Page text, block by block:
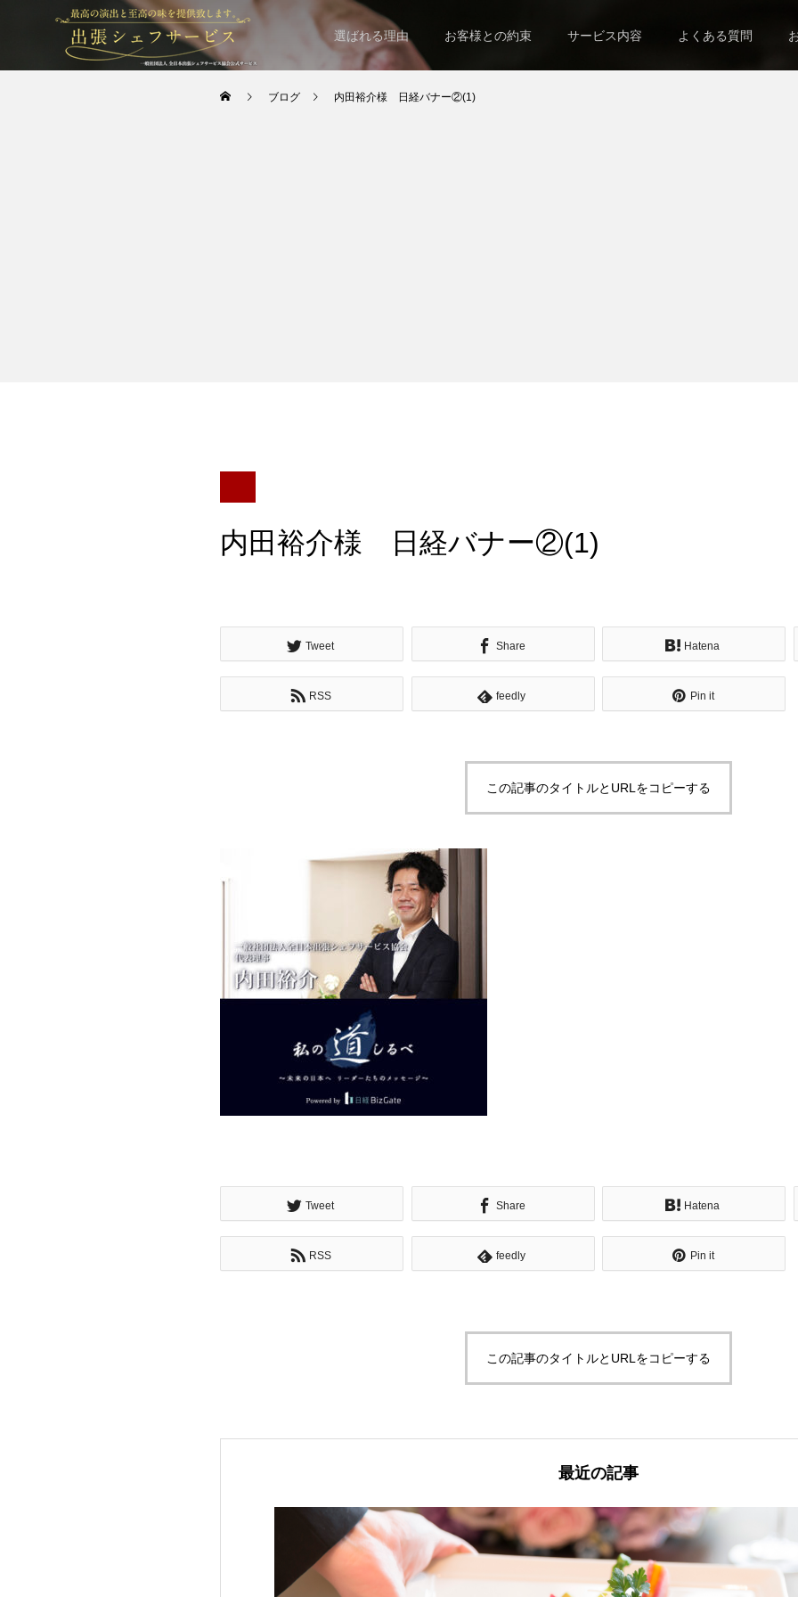
選ばれる理由 お客様との約束 サービス内容 よくある質問
ブログ 内田裕介様 日経バナー②(1)
内田裕介様 日経バナー②(1)
Tweet Share Hatena
RSS feedly Pin it
この記事のタイトルとURLをコピーする
Tweet Share Hatena
RSS feedly Pin it
この記事のタイトルとURLをコピーする
最近の記事